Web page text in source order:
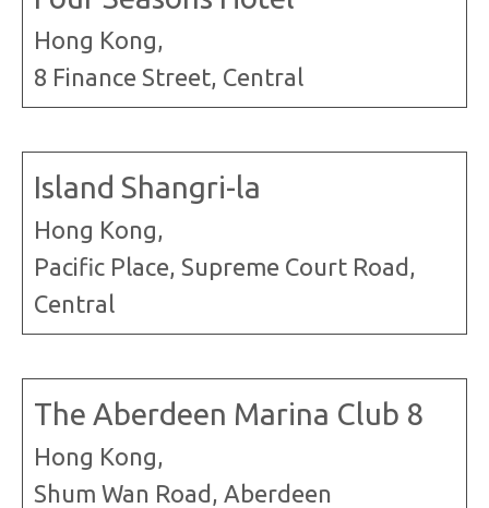
Hong Kong,
8 Finance Street, Central
Island Shangri-la
Hong Kong,
Pacific Place, Supreme Court Road,
Central
The Aberdeen Marina Club 8
Hong Kong,
Shum Wan Road, Aberdeen